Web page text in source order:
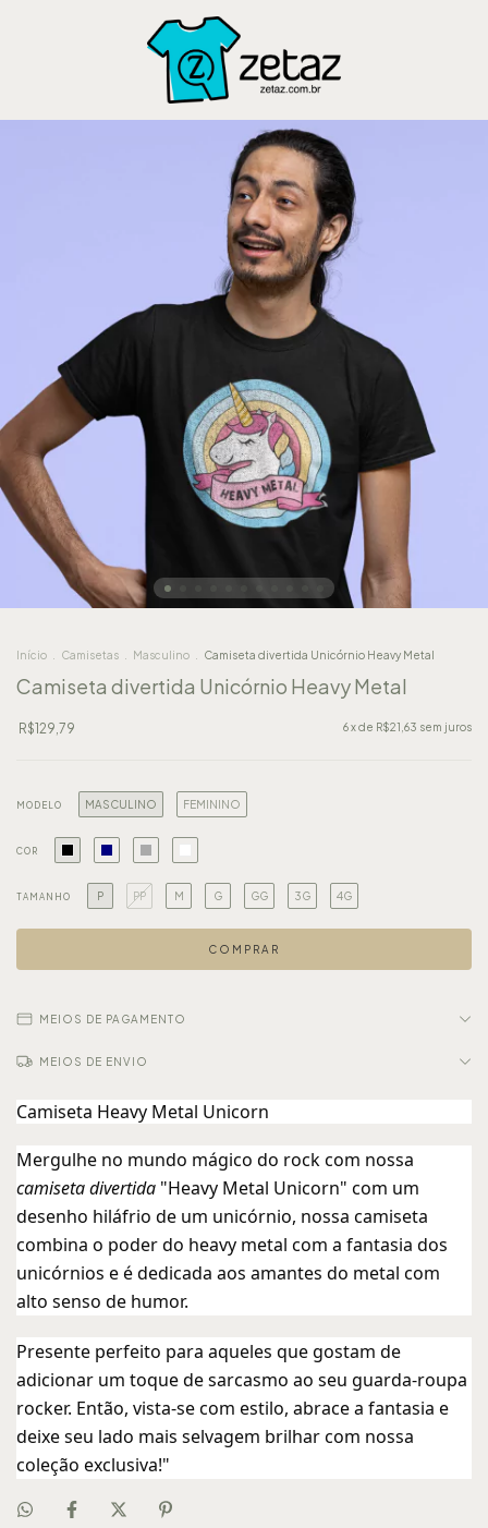
Início Camisetas Masculino Camiseta divertida Unicórnio Heavy Metal
Camiseta divertida Unicórnio Heavy Metal
R$129,79 6x de R$21,63 sem juros
MODELO MASCULINO FEMININO
COR
TAMANHO P PP M G GG 3G 4G
MEIOS DE PAGAMENTO
MEIOS DE ENVIO
Camiseta Heavy Metal Unicorn
Mergulhe no mundo mágico do rock com nossa
camiseta divertida "Heavy Metal Unicorn" com um
desenho hiláfrio de um unicórnio, nossa camiseta
combina o poder do heavy metal com a fantasia dos
unicórnios e é dedicada aos amantes do metal com
alto senso de humor.
Presente perfeito para aqueles que gostam de
adicionar um toque de sarcasmo ao seu guarda-roupa
rocker. Então, vista-se com estilo, abrace a fantasia e
deixe seu lado mais selvagem brilhar com nossa
coleção exclusiva!"